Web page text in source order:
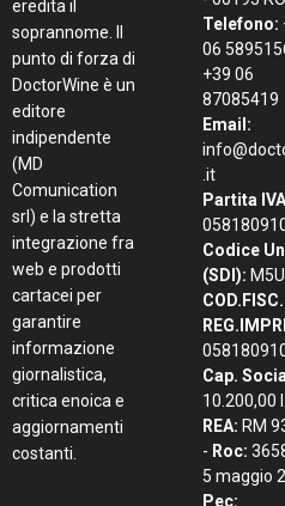
eredita il
soprannome. Il
punto di forza di
DoctorWine è un
editore
indipendente
(MD
Comunication
srl) e la stretta
integrazione fra
web e prodotti
cartacei per
garantire
informazione
giornalistica,
critica enoica e
aggiornamenti
costanti.
Telefono:
06
+39 06
87085419
Email:
.it
Partita
Codice
(SDI):
Cap.
10.200,00
REA: RM
- Roc:
5 maggio
Pec: